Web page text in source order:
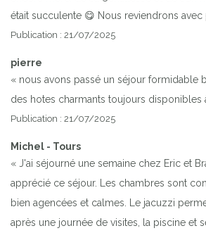
était succulente 😋 Nous reviendrons avec
Publication : 21/07/2025
pierre
« nous avons passé un séjour formidable
des hotes charmants toujours disponibles
Publication : 21/07/2025
Michel - Tours
« J'ai séjourné une semaine chez Eric et
apprécié ce séjour. Les chambres sont
bien agencées et calmes. Le jacuzzi
après une journée de visites, la piscine et